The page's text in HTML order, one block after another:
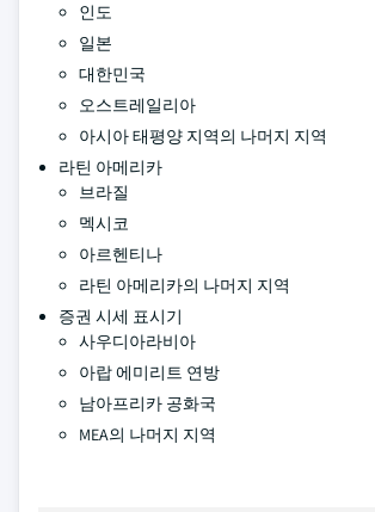
인도
일본
대한민국
오스트레일리아
아시아 태평양 지역의 나머지 지역
라틴 아메리카
브라질
멕시코
아르헨티나
라틴 아메리카의 나머지 지역
증권 시세 표시기
사우디아라비아
아랍 에미리트 연방
남아프리카 공화국
MEA의 나머지 지역